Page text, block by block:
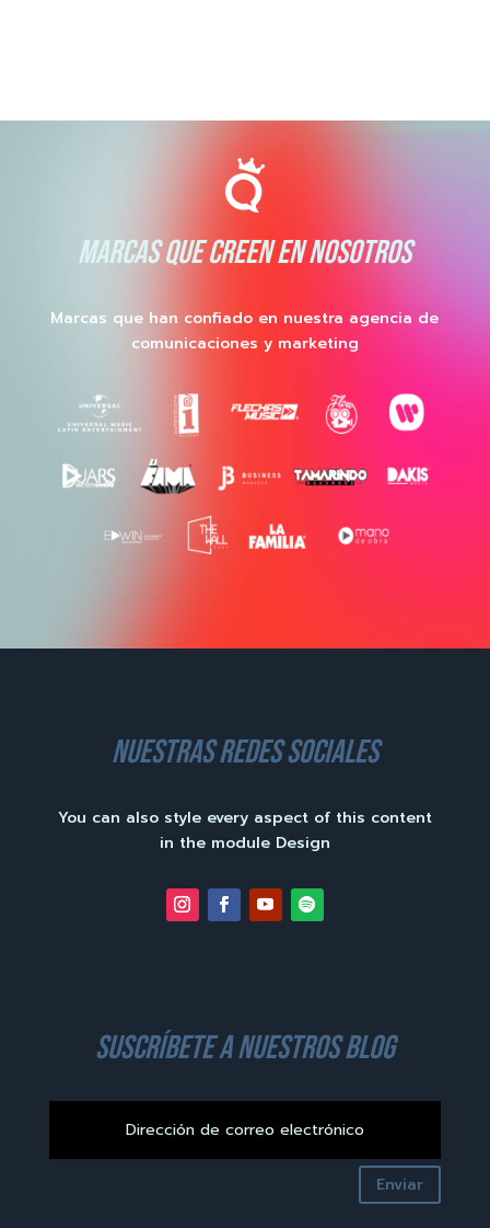
MARCAS QUE CREEN EN NOSOTROS
Marcas que han confiado en nuestra agencia de
comunicaciones y marketing
nuestras redes sociales
You can also style every aspect of this content
in the module Design
suscríbete a nuestros blog
Enviar